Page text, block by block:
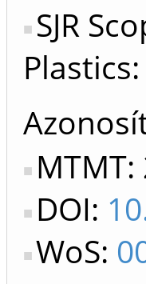
SJR
Plastics:
MTMT:
DOI:
WoS: